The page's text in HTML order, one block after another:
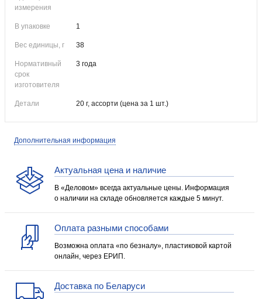
измерения
В упаковке 1
Вес единицы, г 38
Нормативный
срок
изготовителя
3 года
Детали 20 г, ассорти (цена за 1 шт.)
Дополнительная информация
Актуальная цена и наличие
В «Деловом» всегда актуальные цены. Информация
о наличии на складе обновляется каждые 5 минут.
Оплата разными способами
Возможна оплата «по безналу», пластиковой картой
онлайн, через ЕРИП.
Доставка по Беларуси